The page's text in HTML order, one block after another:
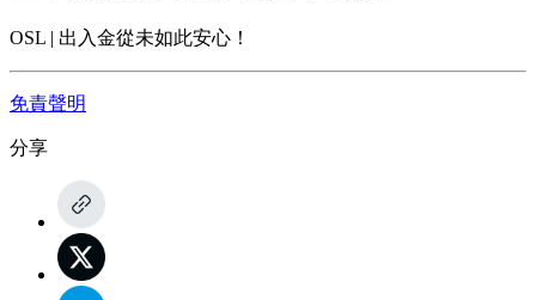
OSL | 出入金從未如此安心！
免責聲明
分享